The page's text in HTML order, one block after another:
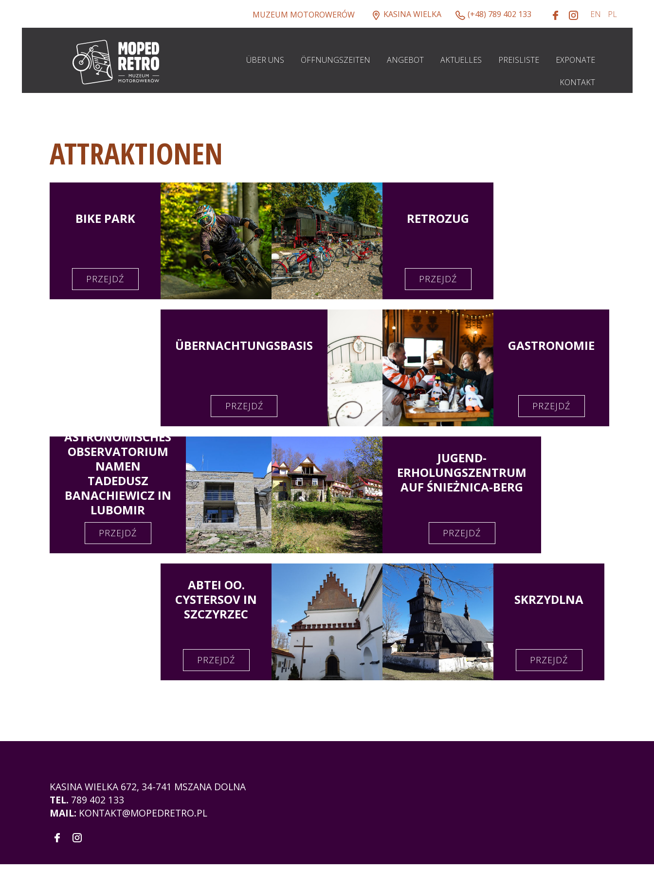
MUZEUM MOTOROWERÓW KASINA WIELKA (+48) 789 402 133
ÜBER UNS ÖFFNUNGSZEITEN ANGEBOT AKTUELLES PREISLISTE EXPONATE
KONTAKT
ATTRAKTIONEN
BIKE PARK
PRZEJDŹ
RETROZUG
PRZEJDŹ
ÜBERNACHTUNGSBASIS
PRZEJDŹ
GASTRONOMIE
PRZEJDŹ
ASTRONOMISCHES
OBSERVATORIUM
NAMEN
TADEDUSZ
BANACHIEWICZ IN
LUBOMIR
PRZEJDŹ
JUGEND-
ERHOLUNGSZENTRUM
AUF ŚNIEŻNICA-BERG
PRZEJDŹ
ABTEI OO.
CYSTERSOV IN
SZCZYRZEC
PRZEJDŹ
SKRZYDLNA
PRZEJDŹ
KASINA WIELKA 672, 34-741 MSZANA DOLNA
TEL. 789 402 133
MAIL: KONTAKT@MOPEDRETRO.PL